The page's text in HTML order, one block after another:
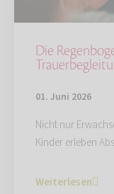
Die
01. Juni 2026
Nicht nur
Kinder erleben
Weiterlesen